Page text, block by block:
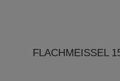
FLACHMEISSEL